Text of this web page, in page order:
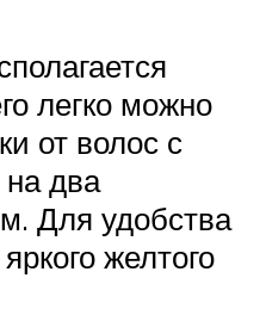
легко можно
от волос с
два
Для удобства
желтого